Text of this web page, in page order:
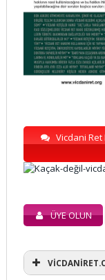
Vicdani Ret
ÜYE OLUN